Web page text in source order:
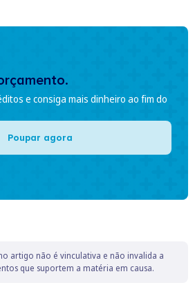
e consiga mais dinheiro ao fim do
Poupar agora
artigo não é vinculativa e não invalida a
que suportem a matéria em causa.